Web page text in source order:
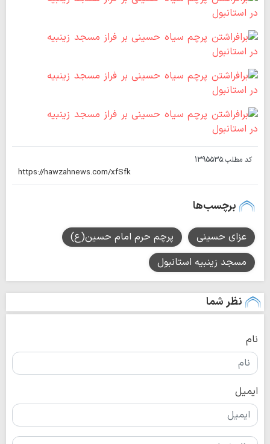
کد مطلب:1395535
برچسب‌ها
عزای حسینی
پرچم حرم امام حسین(ع)
مسجد زینبیه استانبول
نظر شما
نام
ایمیل